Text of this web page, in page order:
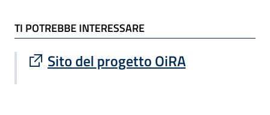
TI POTREBBE INTERESSARE
TI POTREBBE INTERESSARE
Sito del progetto OiRA
Sito esterno : apre una nuova finestra